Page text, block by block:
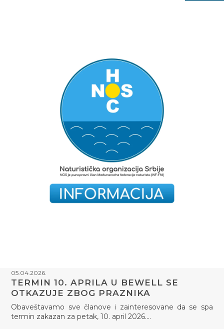
05.04.2026.
TERMIN 10. APRILA U BEWELL SE
OTKAZUJE ZBOG PRAZNIKA
Obaveštavamo sve članove i zainteresovane da se spa
termin zakazan za petak, 10. april 2026.…